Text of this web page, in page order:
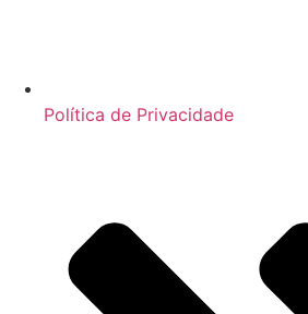
Política de Privacidade